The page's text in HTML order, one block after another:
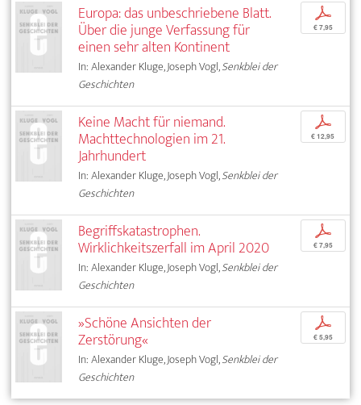
Europa: das unbeschriebene Blatt.
Über die junge Verfassung für
einen sehr alten Kontinent
In: Alexander Kluge, Joseph Vogl,Senkblei der
Geschichten
p
€ 7,95
Keine Macht für niemand.
Machttechnologien im 21.
Jahrhundert
In: Alexander Kluge, Joseph Vogl,Senkblei der
Geschichten
p
€ 12,95
Begriffskatastrophen.
Wirklichkeitszerfall im April 2020
In: Alexander Kluge, Joseph Vogl,Senkblei der
Geschichten
p
€ 7,95
»Schöne Ansichten der
Zerstörung«
In: Alexander Kluge, Joseph Vogl,Senkblei der
Geschichten
p
€ 5,95